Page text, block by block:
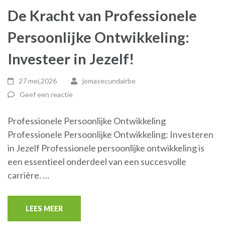
De Kracht van Professionele
Persoonlijke Ontwikkeling:
Investeer in Jezelf!
27 mei,2026
jomasecundairbe
Geef een reactie
Professionele Persoonlijke Ontwikkeling
Professionele Persoonlijke Ontwikkeling: Investeren
in Jezelf Professionele persoonlijke ontwikkeling is
een essentieel onderdeel van een succesvolle
carrière. …
LEES MEER